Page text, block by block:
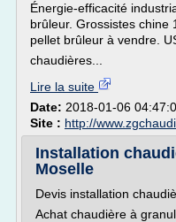
Énergie-efficacité
brûleur. Grossistes chine
pellet brûleur à vendre.
chaudières...
Lire la suite
Date: 2018-01-06
Site : http://
Installation
Moselle
Devis installation
Achat chaudière à